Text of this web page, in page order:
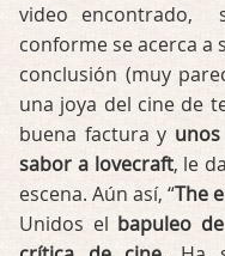
video encontrado,
conforme se acerca
conclusión (muy
una joya del cine de
buena factura y
sabor a lovecraft, le
escena. Aún así, “The
Unidos el bapuleo